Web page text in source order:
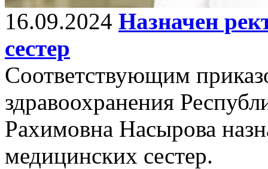
16.09.2024 Назначен
сестер
Соответствующим
здравоохранения
Рахимовна Насырова
медицинских сестер.